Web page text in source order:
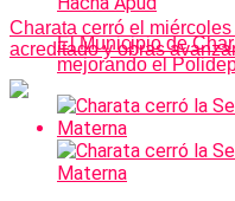
Charata cerró el
acreditado y obras
El Municipio de
mejorando el